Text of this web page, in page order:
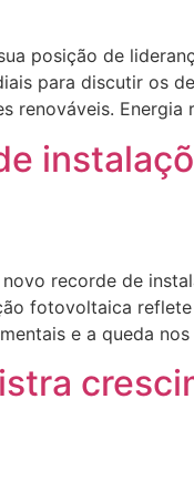
posição de
para discutir os
renováveis.
recorde de
fotovoltaica
e a queda